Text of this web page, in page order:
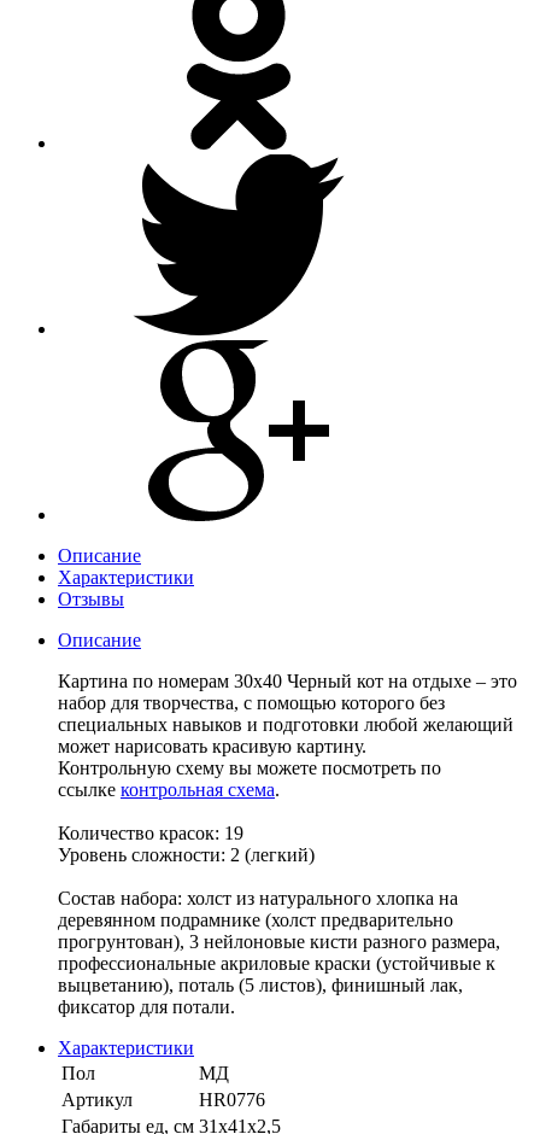
Описание
Характеристики
Отзывы
Описание
Картина по номерам 30х40 Черный кот на отдыхе – это
набор для творчества, с помощью которого без
специальных навыков и подготовки любой желающий
может нарисовать красивую картину.
Контрольную схему вы можете посмотреть по
ссылке контрольная схема.
Количество красок: 19
Уровень сложности: 2 (легкий)
Состав набора: холст из натурального хлопка на
деревянном подрамнике (холст предварительно
прогрунтован), 3 нейлоновые кисти разного размера,
профессиональные акриловые краски (устойчивые к
выцветанию), поталь (5 листов), финишный лак,
фиксатор для потали.
Характеристики
Пол
МД
Артикул
HR0776
Габариты ед, см 31х41х2,5